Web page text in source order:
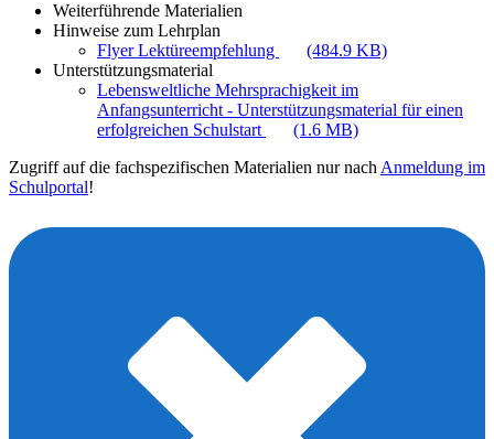
Weiterführende Materialien
Hinweise zum Lehrplan
Flyer Lektüreempfehlung
(484.9 KB)
Unterstützungsmaterial
Lebensweltliche Mehrsprachigkeit im
Anfangsunterricht - Unterstützungsmaterial für einen
erfolgreichen Schulstart
(1.6 MB)
Zugriff auf die fachspezifischen Materialien nur nach Anmeldung im
Schulportal!